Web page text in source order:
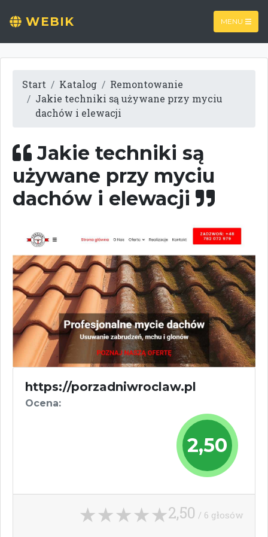
WEBIK MENU
Start Katalog
Remontowanie
Jakie techniki są używane przy myciu
dachów i elewacji
Jakie techniki są
używane przy myciu
dachów i elewacji
https://porzadniwroclaw.pl
Ocena:
2,50
2,50 / 6 głosów